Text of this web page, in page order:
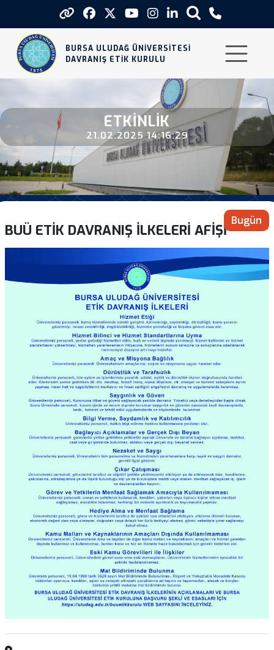
BURSA ULUDAĞ ÜNİVERSİTESİ
DAVRANIŞ ETİK KURULU
Buu Etik Davranis İlkeleri Afisi
ETKINLIK
21.02.2025 14:16:29
Bugün
BUÜ ETİK DAVRANIŞ İLKELERİ AFİŞİ